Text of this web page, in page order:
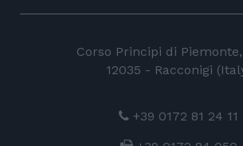
Corso Principi di
12035 - Racconigi
+39 0172 81 24 11